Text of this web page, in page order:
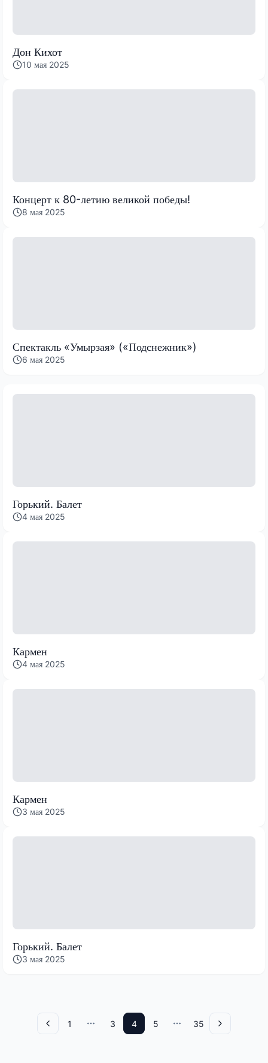
Дон Кихот
10 мая 2025
Концерт к 80-летию великой победы!
8 мая 2025
Спектакль «Умырзая» («Подснежник»)
6 мая 2025
Горький. Балет
4 мая 2025
Кармен
4 мая 2025
Кармен
3 мая 2025
Горький. Балет
3 мая 2025
Назад 1 More pages
3 4 5 More pages
35 Вперед